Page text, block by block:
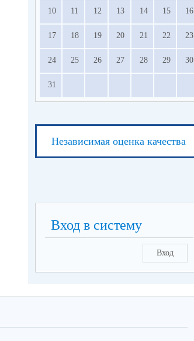
10 11 12 13 14 15 16
17 18 19 20 21 22 23
24 25 26 27 28 29 30
31
Независимая оценка качества
Вход в систему
Вход